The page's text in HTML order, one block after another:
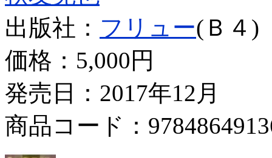
出版社： フリュー(Ｂ４)
価格： 5,000円
発売日：2017年12月
商品コード：